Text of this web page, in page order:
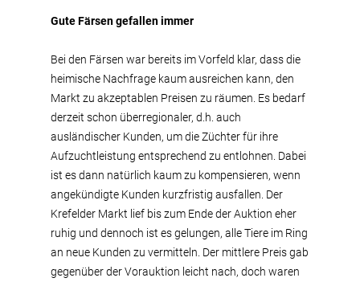
Gute Färsen gefallen immer
Bei den Färsen war bereits im Vorfeld klar, dass die
heimische Nachfrage kaum ausreichen kann, den
Markt zu akzeptablen Preisen zu räumen. Es bedarf
derzeit schon überregionaler, d.h. auch
ausländischer Kunden, um die Züchter für ihre
Aufzuchtleistung entsprechend zu entlohnen. Dabei
ist es dann natürlich kaum zu kompensieren, wenn
angekündigte Kunden kurzfristig ausfallen. Der
Krefelder Markt lief bis zum Ende der Auktion eher
ruhig und dennoch ist es gelungen, alle Tiere im Ring
an neue Kunden zu vermitteln. Der mittlere Preis gab
gegenüber der Vorauktion leicht nach, doch waren